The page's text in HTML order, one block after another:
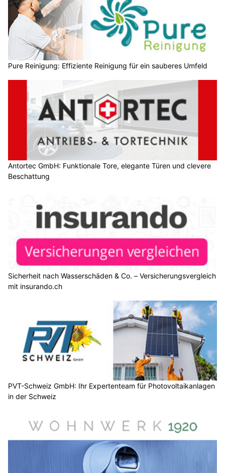
Pure Reinigung: Effiziente Reinigung für ein sauberes Umfeld
Antortec GmbH: Funktionale Tore, elegante Türen und clevere
Beschattung
Sicherheit nach Wasserschäden & Co. – Versicherungsvergleich
mit insurando.ch
PVT-Schweiz GmbH: Ihr Expertenteam für Photovoltaikanlagen
in der Schweiz